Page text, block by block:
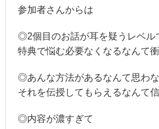
参加者さんからは
◎2個目のお話が耳を疑うレベル
特典で悩む必要なくなるなんて
◎あんな方法があるなんて思わな
それを伝授してもらえるなんて
◎内容が濃すぎて